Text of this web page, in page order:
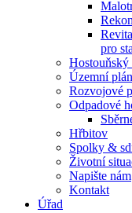
pro
Hostouňský
Územní
Rozvojové
Odpadové
Hřbitov
Spolky &
Životní
Napište nám
Kontakt
Úřad